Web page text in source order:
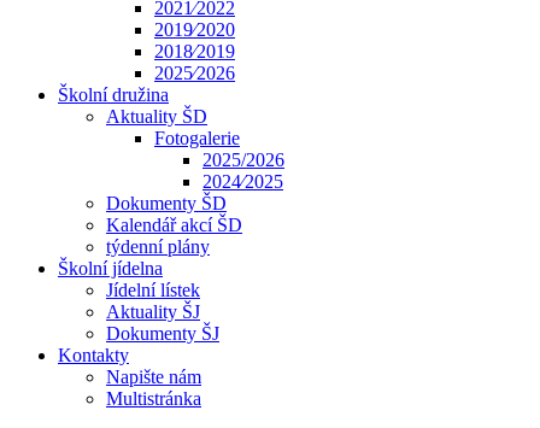
2021⁄2022
2019⁄2020
2018⁄2019
2025⁄2026
Školní družina
Aktuality ŠD
Fotogalerie
2025/2026
2024⁄2025
Dokumenty ŠD
Kalendář akcí ŠD
týdenní plány
Školní jídelna
Jídelní lístek
Aktuality ŠJ
Dokumenty ŠJ
Kontakty
Napište nám
Multistránka